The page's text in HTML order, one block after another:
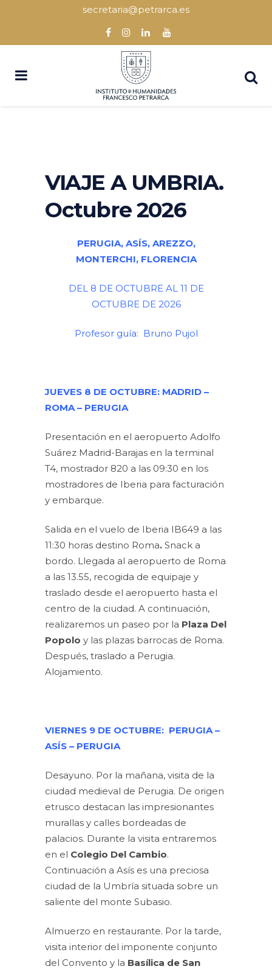
secretaria@petrarca.es
VIAJE A UMBRIA.
Octubre 2026
PERUGIA, ASÍS, AREZZO,
MONTERCHI, FLORENCIA
DEL 8 DE OCTUBRE AL 11 DE
OCTUBRE DE 2026
Profesor guía: Bruno Pujol
JUEVES 8 DE OCTUBRE: MADRID –
ROMA – PERUGIA
Presentación en el aeropuerto Adolfo
Suárez Madrid-Barajas en la terminal
T4, mostrador 820 a las 09:30 en los
mostradores de Iberia para facturación
y embarque.
Salida en el vuelo de Iberia IB649 a las
11:30 horas destino Roma. Snack a
bordo. Llegada al aeropuerto de Roma
a las 13.55, recogida de equipaje y
traslado desde el aeropuerto hasta el
centro de la ciudad. A continuación,
realizaremos un paseo por la Plaza Del
Popolo y las plazas barrocas de Roma.
Después, traslado a Perugia.
Alojamiento.
VIERNES 9 DE OCTUBRE: PERUGIA –
ASÍS – PERUGIA
Desayuno. Por la mañana, visita de la
ciudad medieval de Perugia. De origen
etrusco destacan las impresionantes
murallas y calles bordeadas de
palacios. Durante la visita entraremos
en el Colegio Del Cambio.
Continuación a Asís es una preciosa
ciudad de la Umbría situada sobre un
saliente del monte Subasio.
Almuerzo en restaurante. Por la tarde,
visita interior del imponente conjunto
del Convento y la Basílica de San